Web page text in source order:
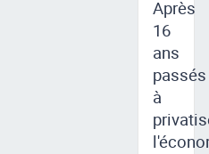
Après
16
ans
passés
à